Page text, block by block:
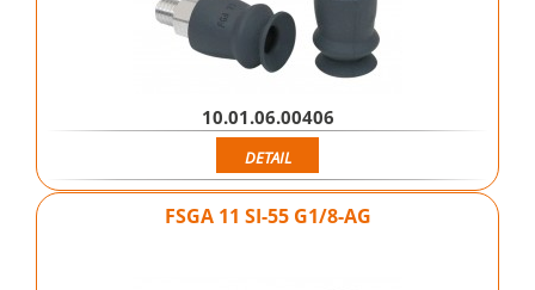
10.01.06.00406
DETAIL
FSGA 11 SI-55 G1/8-AG